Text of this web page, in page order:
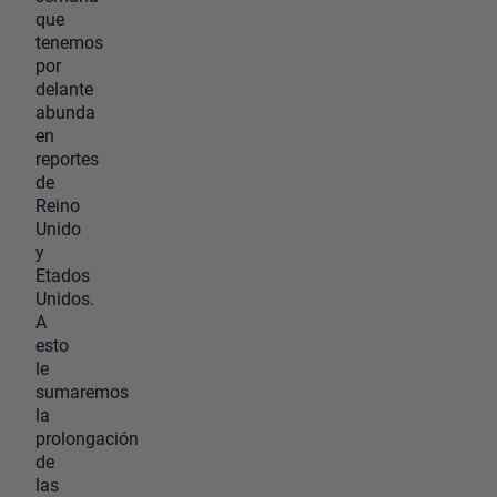
que
tenemos
por
delante
abunda
en
reportes
de
Reino
Unido
y
Etados
Unidos.
A
esto
le
sumaremos
la
prolongación
de
las